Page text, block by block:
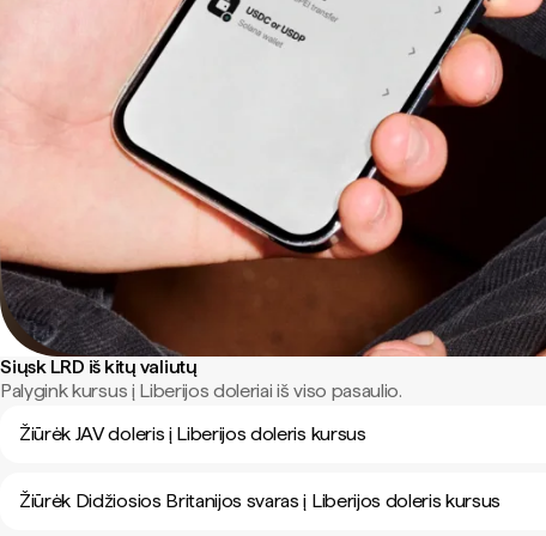
Siųsk LRD iš kitų valiutų
Palygink kursus į Liberijos doleriai iš viso pasaulio.
Žiūrėk JAV doleris į Liberijos doleris kursus
Žiūrėk Didžiosios Britanijos svaras į Liberijos doleris kursus